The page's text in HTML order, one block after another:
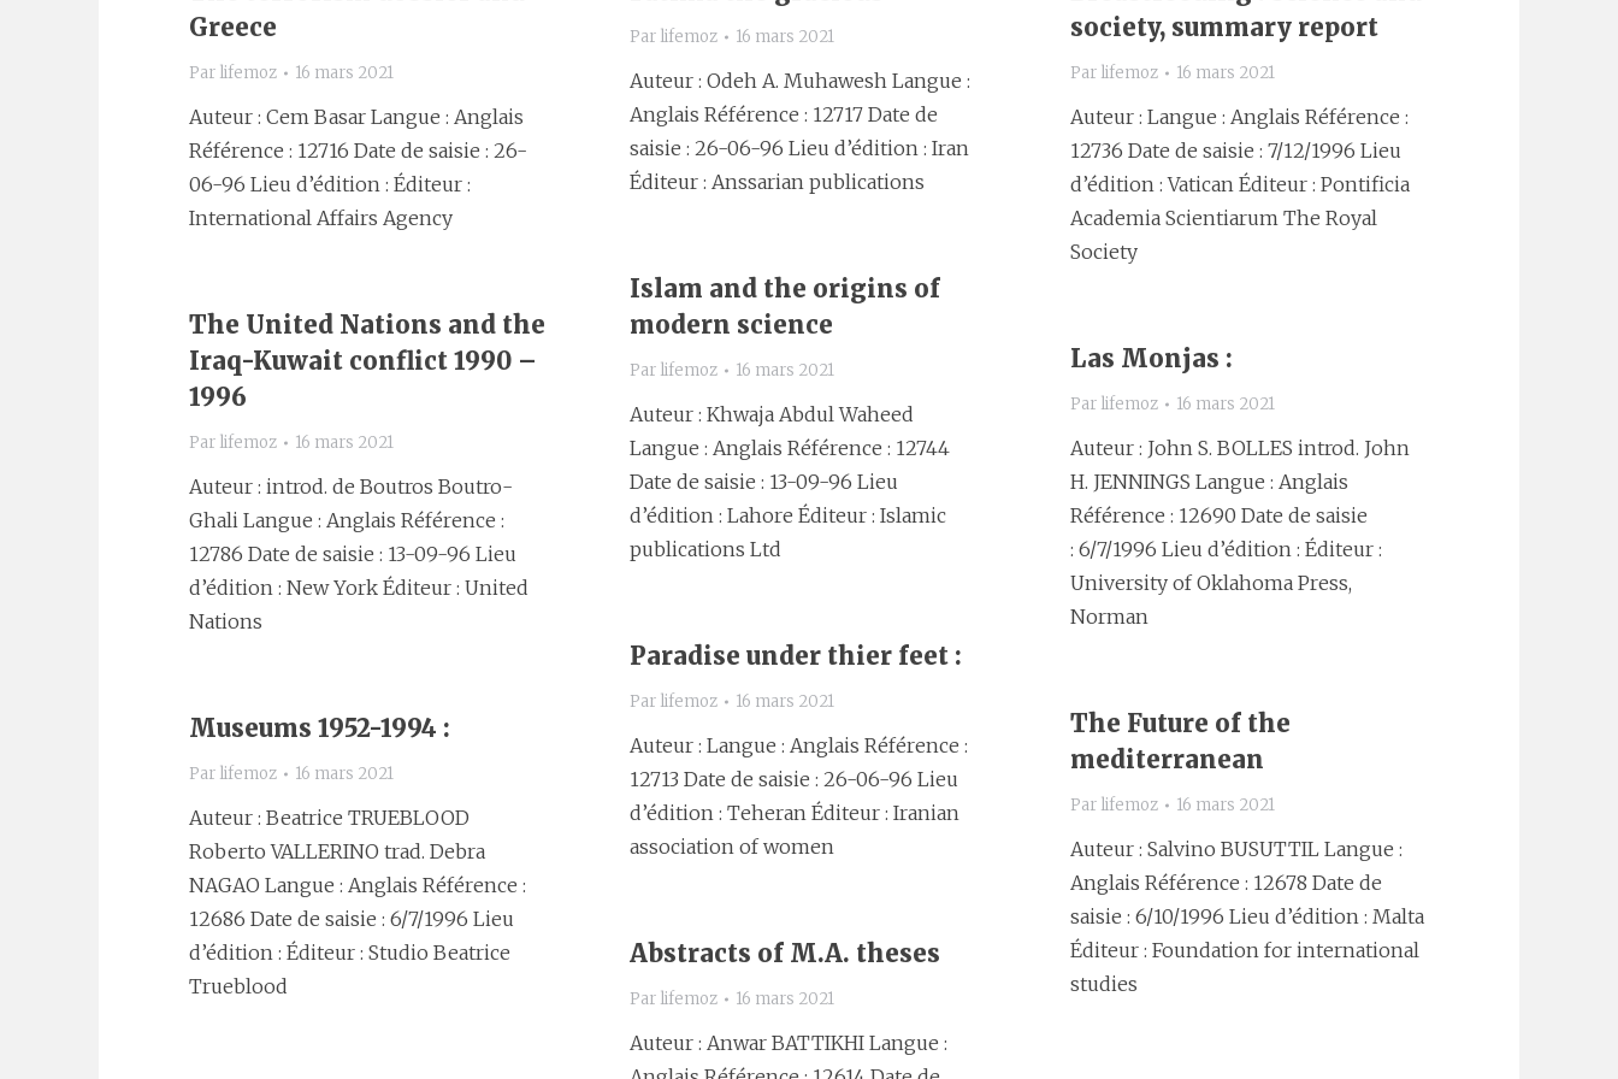
Greece
Par lifemoz 16 mars 2021
Auteur : Cem Basar Langue : Anglais
Référence : 12716 Date de saisie : 26-
06-96 Lieu d’édition : Éditeur :
International Affairs Agency
Par lifemoz 16 mars 2021
Auteur : Odeh A. Muhawesh Langue :
Anglais Référence : 12717 Date de
saisie : 26-06-96 Lieu d’édition : Iran
Éditeur : Anssarian publications
society, summary report
Par lifemoz 16 mars 2021
Auteur : Langue : Anglais Référence :
12736 Date de saisie : 7/12/1996 Lieu
d’édition : Vatican Éditeur : Pontificia
Academia Scientiarum The Royal
Society
Islam and the origins of
modern science
Par lifemoz 16 mars 2021
Auteur : Khwaja Abdul Waheed
Langue : Anglais Référence : 12744
Date de saisie : 13-09-96 Lieu
d’édition : Lahore Éditeur : Islamic
publications Ltd
The United Nations and the
Iraq-Kuwait conflict 1990 –
1996
Par lifemoz 16 mars 2021
Auteur : introd. de Boutros Boutro-
Ghali Langue : Anglais Référence :
12786 Date de saisie : 13-09-96 Lieu
d’édition : New York Éditeur : United
Nations
Las Monjas :
Par lifemoz 16 mars 2021
Auteur : John S. BOLLES introd. John
H. JENNINGS Langue : Anglais
Référence : 12690 Date de saisie
: 6/7/1996 Lieu d’édition : Éditeur :
University of Oklahoma Press,
Norman
Paradise under thier feet :
Par lifemoz 16 mars 2021
Auteur : Langue : Anglais Référence :
12713 Date de saisie : 26-06-96 Lieu
d’édition : Teheran Éditeur : Iranian
association of women
The Future of the
mediterranean
Par lifemoz 16 mars 2021
Auteur : Salvino BUSUTTIL Langue :
Anglais Référence : 12678 Date de
saisie : 6/10/1996 Lieu d’édition : Malta
Éditeur : Foundation for international
studies
Museums 1952-1994 :
Par lifemoz 16 mars 2021
Auteur : Beatrice TRUEBLOOD
Roberto VALLERINO trad. Debra
NAGAO Langue : Anglais Référence :
12686 Date de saisie : 6/7/1996 Lieu
d’édition : Éditeur : Studio Beatrice
Trueblood
Abstracts of M.A. theses
Par lifemoz 16 mars 2021
Auteur : Anwar BATTIKHI Langue :